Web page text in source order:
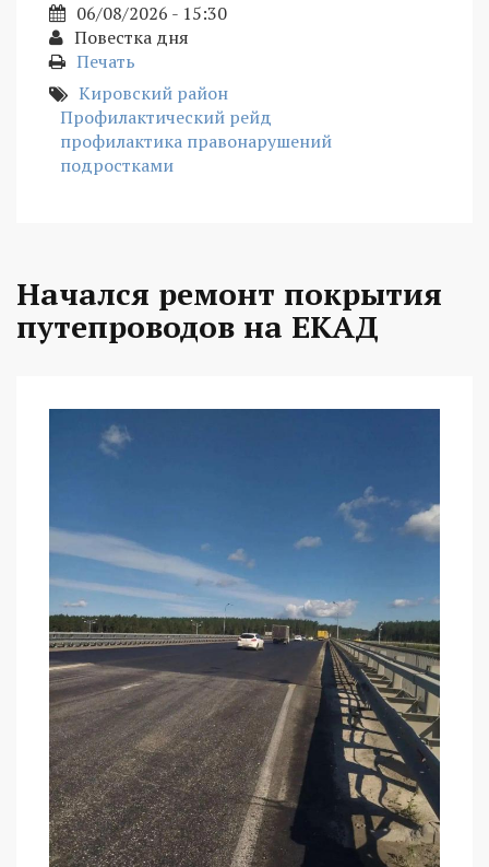
06/08/2026 - 15:30
Повестка дня
Печать
Кировский район
Профилактический рейд
профилактика правонарушений
подростками
Начался ремонт покрытия
путепроводов на ЕКАД